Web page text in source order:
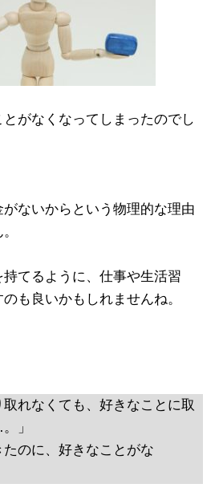
がなくなってしまったのでし
ないからという物理的な理由
てるように、仕事や生活習
も良いかもしれませんね。
取れなくても、好きなことに取
」
たのに、好きなことがな